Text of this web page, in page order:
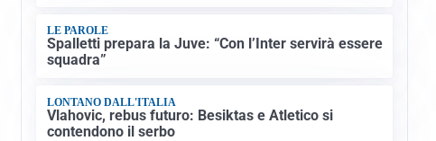
LE PAROLE
Spalletti prepara la Juve: “Con l’Inter servirà essere
squadra”
LONTANO DALL'ITALIA
Vlahovic, rebus futuro: Besiktas e Atletico si
contendono il serbo